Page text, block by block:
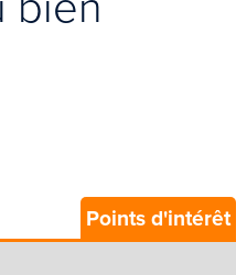
Points d'intérêt